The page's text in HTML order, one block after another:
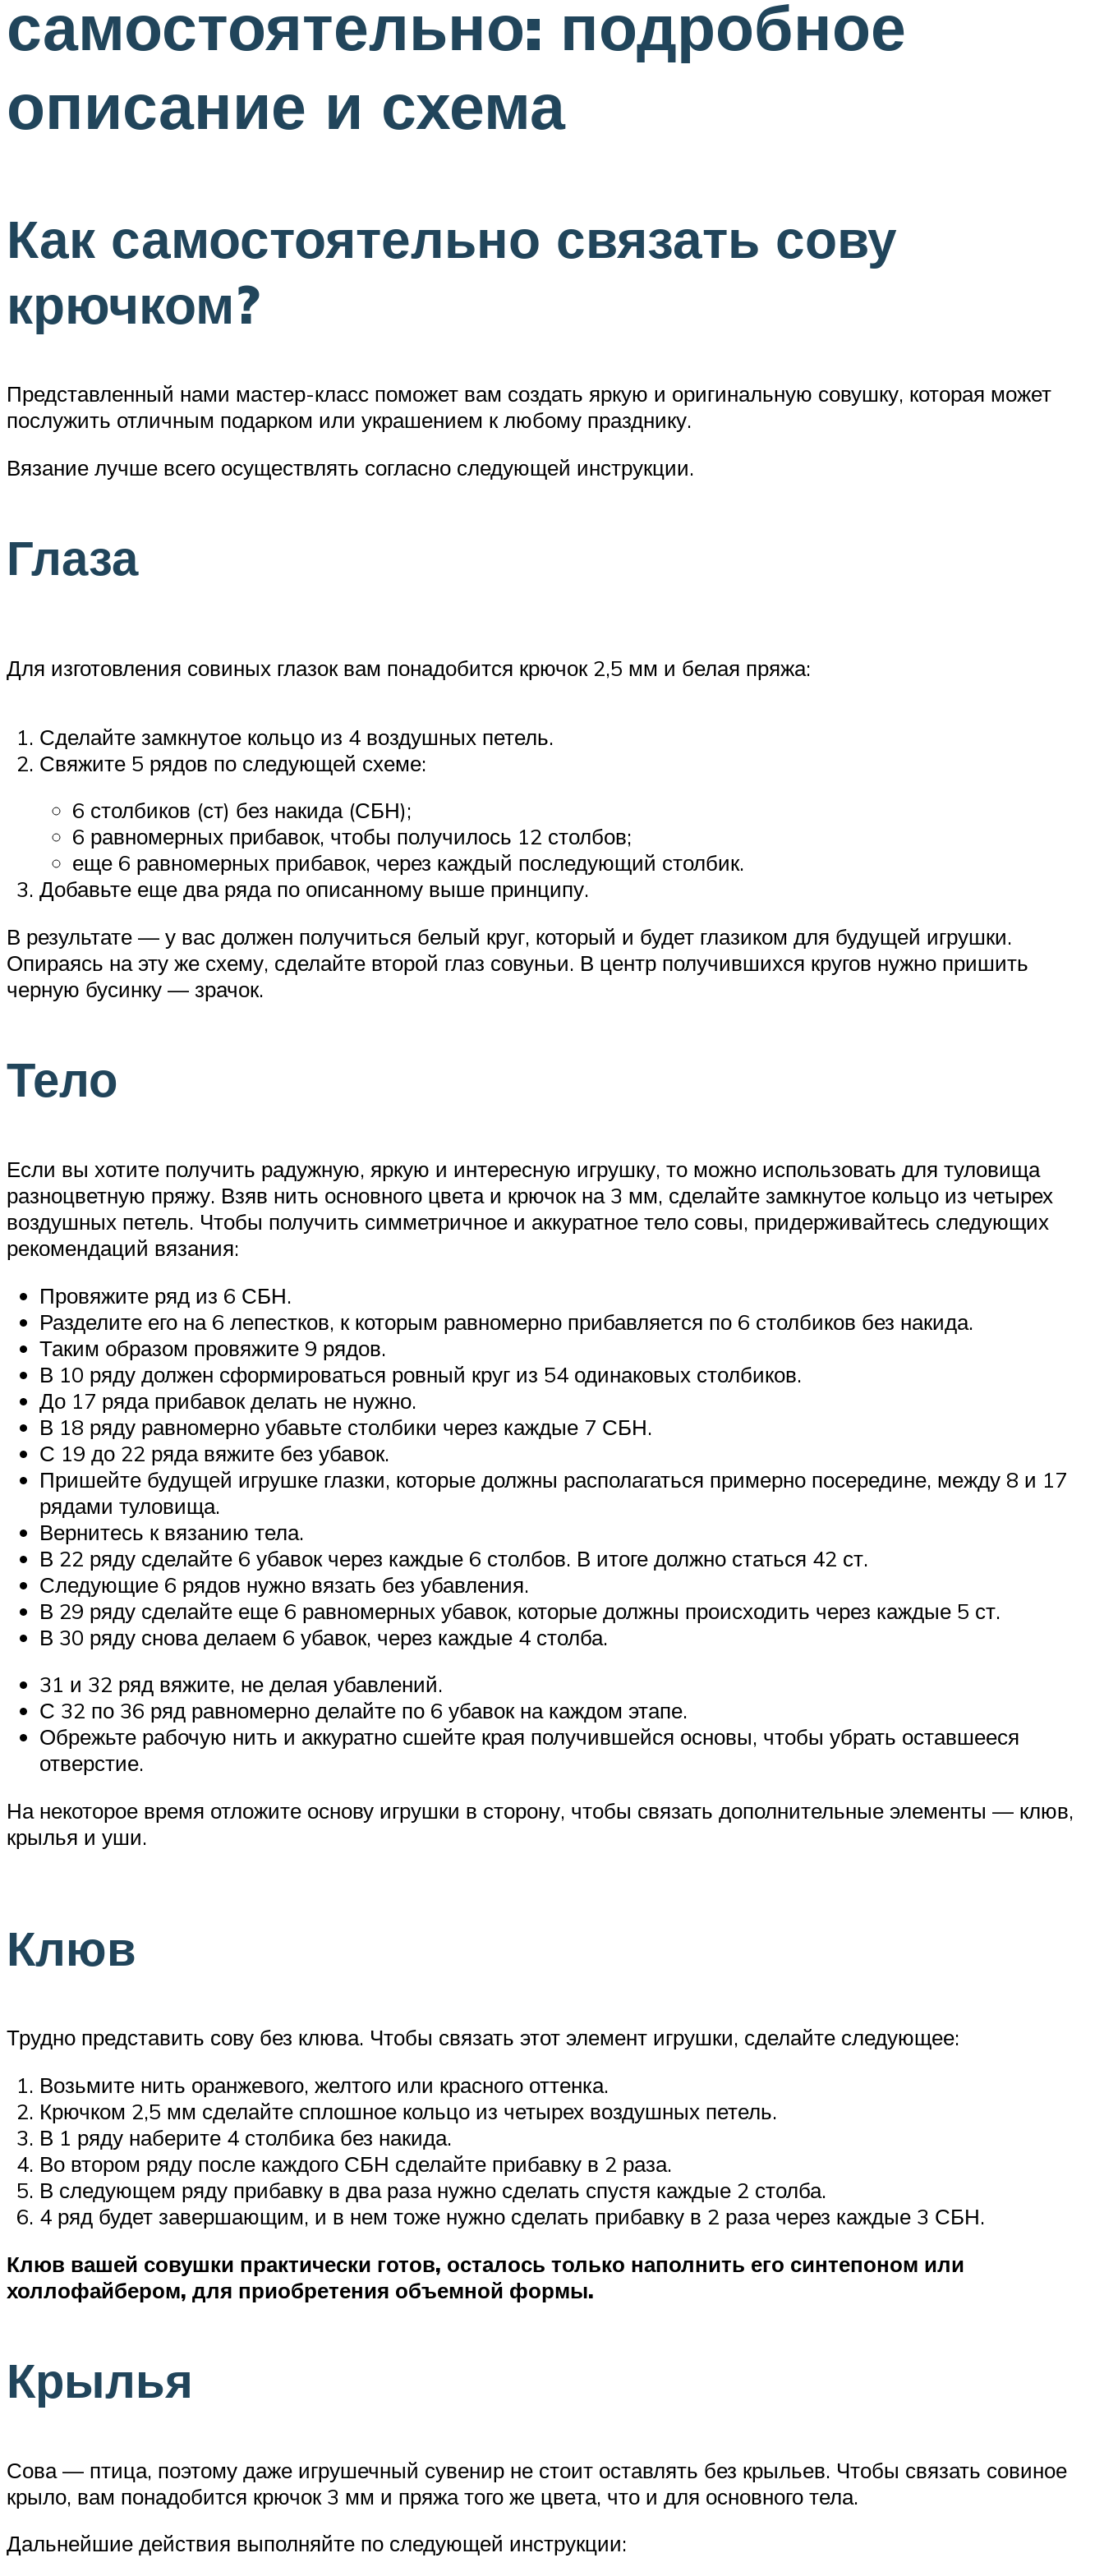
самостоятельно: подробное
описание и схема
Как самостоятельно связать сову
крючком?
Представленный нами мастер-класс поможет вам создать яркую и оригинальную совушку, которая может
послужить отличным подарком или украшением к любому празднику.
Вязание лучше всего осуществлять согласно следующей инструкции.
Глаза
Для изготовления совиных глазок вам понадобится крючок 2,5 мм и белая пряжа:
Сделайте замкнутое кольцо из 4 воздушных петель.
Свяжите 5 рядов по следующей схеме:
6 столбиков (ст) без накида (СБН);
6 равномерных прибавок, чтобы получилось 12 столбов;
еще 6 равномерных прибавок, через каждый последующий столбик.
Добавьте еще два ряда по описанному выше принципу.
В результате — у вас должен получиться белый круг, который и будет глазиком для будущей игрушки.
Опираясь на эту же схему, сделайте второй глаз совуньи. В центр получившихся кругов нужно пришить
черную бусинку — зрачок.
Тело
Если вы хотите получить радужную, яркую и интересную игрушку, то можно использовать для туловища
разноцветную пряжу. Взяв нить основного цвета и крючок на 3 мм, сделайте замкнутое кольцо из четырех
воздушных петель. Чтобы получить симметричное и аккуратное тело совы, придерживайтесь следующих
рекомендаций вязания:
Провяжите ряд из 6 СБН.
Разделите его на 6 лепестков, к которым равномерно прибавляется по 6 столбиков без накида.
Таким образом провяжите 9 рядов.
В 10 ряду должен сформироваться ровный круг из 54 одинаковых столбиков.
До 17 ряда прибавок делать не нужно.
В 18 ряду равномерно убавьте столбики через каждые 7 СБН.
С 19 до 22 ряда вяжите без убавок.
Пришейте будущей игрушке глазки, которые должны располагаться примерно посередине, между 8 и 17
рядами туловища.
Вернитесь к вязанию тела.
В 22 ряду сделайте 6 убавок через каждые 6 столбов. В итоге должно статься 42 ст.
Следующие 6 рядов нужно вязать без убавления.
В 29 ряду сделайте еще 6 равномерных убавок, которые должны происходить через каждые 5 ст.
В 30 ряду снова делаем 6 убавок, через каждые 4 столба.
31 и 32 ряд вяжите, не делая убавлений.
С 32 по 36 ряд равномерно делайте по 6 убавок на каждом этапе.
Обрежьте рабочую нить и аккуратно сшейте края получившейся основы, чтобы убрать оставшееся
отверстие.
На некоторое время отложите основу игрушки в сторону, чтобы связать дополнительные элементы — клюв,
крылья и уши.
Клюв
Трудно представить сову без клюва. Чтобы связать этот элемент игрушки, сделайте следующее:
Возьмите нить оранжевого, желтого или красного оттенка.
Крючком 2,5 мм сделайте сплошное кольцо из четырех воздушных петель.
В 1 ряду наберите 4 столбика без накида.
Во втором ряду после каждого СБН сделайте прибавку в 2 раза.
В следующем ряду прибавку в два раза нужно сделать спустя каждые 2 столба.
4 ряд будет завершающим, и в нем тоже нужно сделать прибавку в 2 раза через каждые 3 СБН.
Клюв вашей совушки практически готов, осталось только наполнить его синтепоном или
холлофайбером, для приобретения объемной формы.
Крылья
Сова — птица, поэтому даже игрушечный сувенир не стоит оставлять без крыльев. Чтобы связать совиное
крыло, вам понадобится крючок 3 мм и пряжа того же цвета, что и для основного тела.
Дальнейшие действия выполняйте по следующей инструкции: